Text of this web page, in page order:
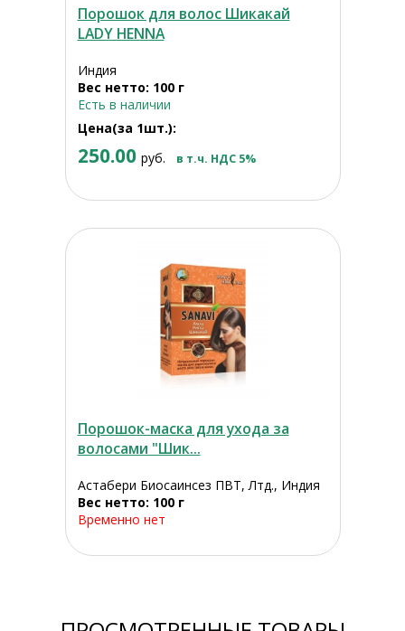
Порошок для волос Шикакай
LADY HENNA
Индия
Вес нетто: 100 г
Есть в наличии
Цена(за 1шт.):
250.00 руб. в т.ч. НДС 5%
Порошок-маска для ухода за
волосами "Шик...
Астабери Биосаинсез ПВТ, Лтд., Индия
Вес нетто: 100 г
Временно нет